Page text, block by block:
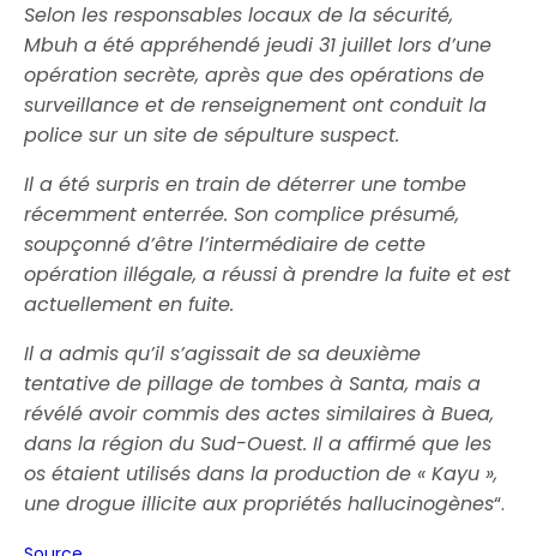
Selon les responsables locaux de la sécurité,
Mbuh a été appréhendé jeudi 31 juillet lors d’une
opération secrète, après que des opérations de
surveillance et de renseignement ont conduit la
police sur un site de sépulture suspect.
Il a été surpris en train de déterrer une tombe
récemment enterrée. Son complice présumé,
soupçonné d’être l’intermédiaire de cette
opération illégale, a réussi à prendre la fuite et est
actuellement en fuite.
Il a admis qu’il s’agissait de sa deuxième
tentative de pillage de tombes à Santa, mais a
révélé avoir commis des actes similaires à Buea,
dans la région du Sud-Ouest. Il a affirmé que les
os étaient utilisés dans la production de « Kayu »,
une drogue illicite aux propriétés hallucinogènes“.